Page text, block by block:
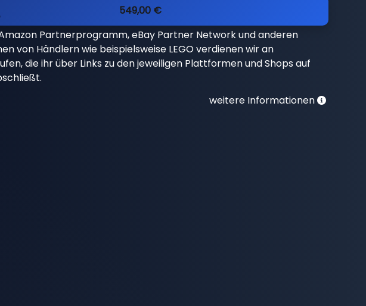
549,00 €
Partnerprogramm, eBay Partner Network und anderen
von Händlern wie beispielsweise LEGO verdienen wir an
die ihr über Links zu den jeweiligen Plattformen und Shops auf
weitere Informationen